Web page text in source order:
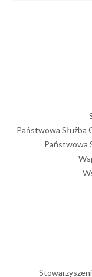
Państwowa Służba
Państwowa